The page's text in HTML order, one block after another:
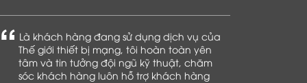
Là khách hàng đang sử dụng dịch vụ của
Thế giới thiết bị mạng, tôi hoàn toàn yên
tâm và tin tưởng đội ngũ kỹ thuật, chăm
sóc khách hàng luôn hỗ trợ khách hàng